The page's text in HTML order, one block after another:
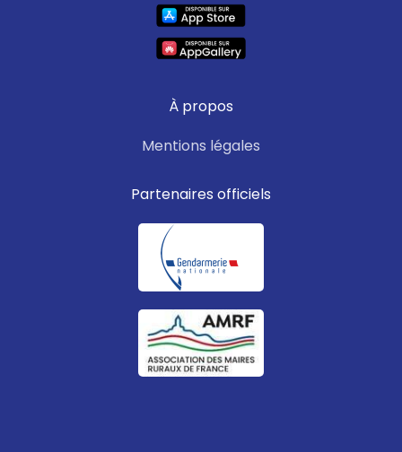
À propos
Mentions légales
Partenaires officiels